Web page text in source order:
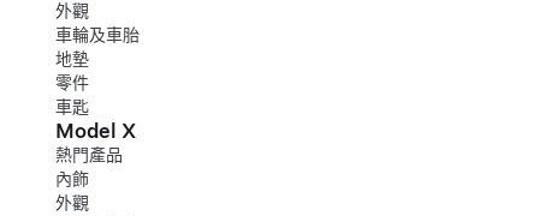
外觀
車輪及車胎
地墊
零件
車匙
Model X
熱門產品
內飾
外觀